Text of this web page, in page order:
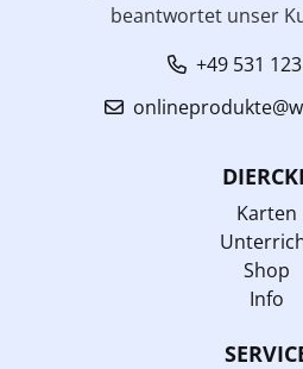
beantwortet unser
+49 531
Karten
Shop
Info